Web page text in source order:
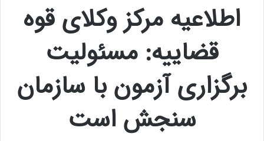
اطلاعیه مرکز وکلای قوه
قضاییه: مسئولیت
برگزاری آزمون با سازمان
سنجش است